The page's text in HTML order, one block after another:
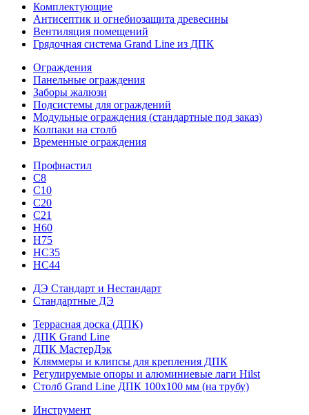
Комплектующие
Антисептик и огнебиозащита древесины
Вентиляция помещений
Грядочная система Grand Line из ДПК
Ограждения
Панельные ограждения
Заборы жалюзи
Подсистемы для ограждений
Модульные ограждения (стандартные под заказ)
Колпаки на столб
Временные ограждения
Профнастил
С8
С10
С20
С21
H60
H75
HС35
НС44
ДЭ Стандарт и Нестандарт
Стандартные ДЭ
Террасная доска (ДПК)
ДПК Grand Line
ДПК МастерДэк
Кляммеры и клипсы для крепления ДПК
Регулируемые опоры и алюминиевые лаги Hilst
Столб Grand Line ДПК 100х100 мм (на трубу)
Инструмент